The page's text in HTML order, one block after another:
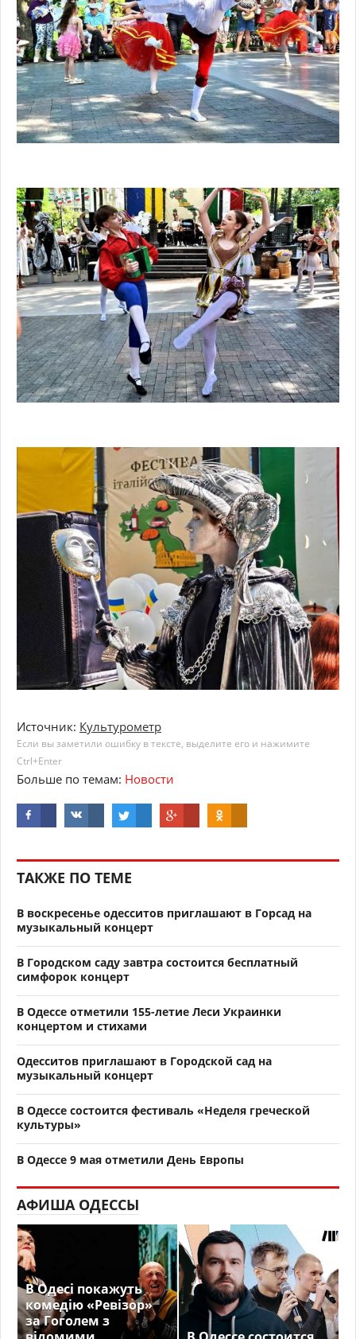
Источник: Культурометр
Если вы заметили ошибку в тексте, выделите его и нажимите
Ctrl+Enter
Больше по темам: Новости
ТАКЖЕ ПО ТЕМЕ
В воскресенье одесситов приглашают в Горсад на
музыкальный концерт
В Городском саду завтра состоится бесплатный
симфорок концерт
В Одессе отметили 155-летие Леси Украинки
концертом и стихами
Одесситов приглашают в Городской сад на
музыкальный концерт
В Одессе состоится фестиваль «Неделя греческой
культуры»
В Одессе 9 мая отметили День Европы
АФИША ОДЕССЫ
В Одесі покажуть
комедію «Ревізор»
за Гоголем з